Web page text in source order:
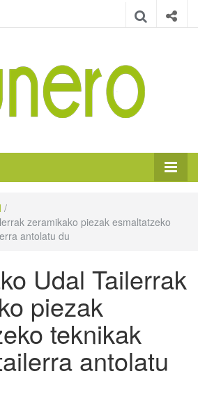
/
zeramikako piezak esmaltatzeko
antolatu du
Udal Tailerrak
piezak
teknikak
antolatu